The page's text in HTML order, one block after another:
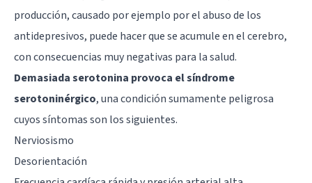
producción, causado por ejemplo por el abuso de los
antidepresivos, puede hacer que se acumule en el cerebro,
con consecuencias muy negativas para la salud.
Demasiada serotonina provoca el síndrome
serotoninérgico, una condición sumamente peligrosa
cuyos síntomas son los siguientes.
Nerviosismo
Desorientación